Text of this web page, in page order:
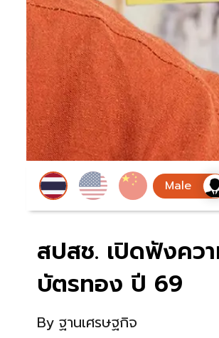
สปสช. เปิดฟังคว
บัตรทอง ปี 69
By ฐานเศรษฐกิจ